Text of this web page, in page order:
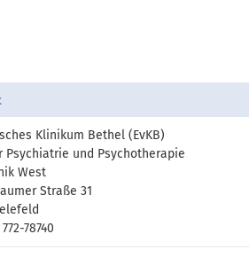
Klinikum Bethel (EvKB)
Psychiatrie und Psychotherapie
West
Straße 31
78740